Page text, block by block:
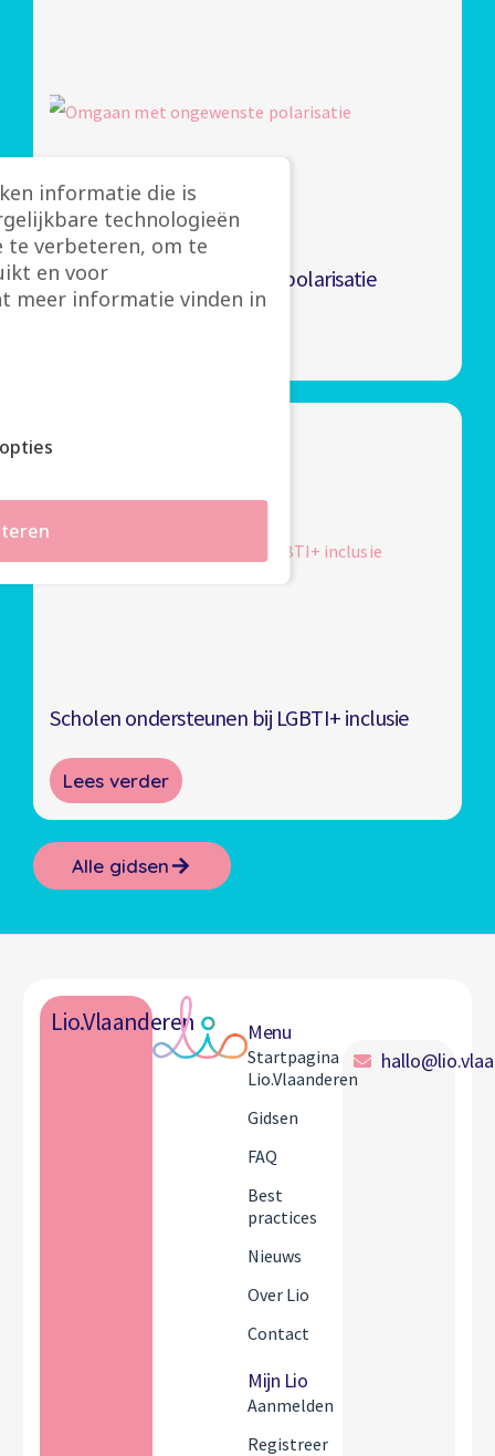
Omgaan met ongewenste polarisatie
Scholen ondersteunen bij LGBTI+ inclusie
Lees verder
Alle gidsen
Lio.Vlaanderen Menu
Startpagina
Lio.Vlaanderen
Gidsen
FAQ
Best
practices
Nieuws
Over Lio
Contact
Mijn Lio
Aanmelden
Registreer
informatie die is
technologieën
te verbeteren, om te
en voor
meer informatie vinden in